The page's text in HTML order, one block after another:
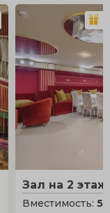
Зал на 2
Вместимость: